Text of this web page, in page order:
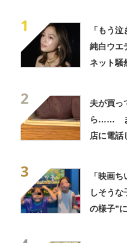
1
「もう
純白ウエ
ネット騒
2
夫が買っ
ら…… ま
店に電話
3
「映画
しそう
の様子”